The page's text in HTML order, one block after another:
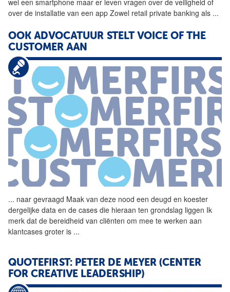
over de installatie van een app Zowel retail private banking als ...
OOK ADVOCATUUR STELT VOICE OF THE
CUSTOMER AAN
... naar gevraagd Maak van deze nood een deugd en koester
dergelijke data en de cases die hieraan ten grondslag liggen Ik
merk dat de bereidheid van cliënten om mee te werken aan
klantcases groter is ...
QUOTEFIRST: PETER DE MEYER (CENTER
FOR CREATIVE LEADERSHIP)